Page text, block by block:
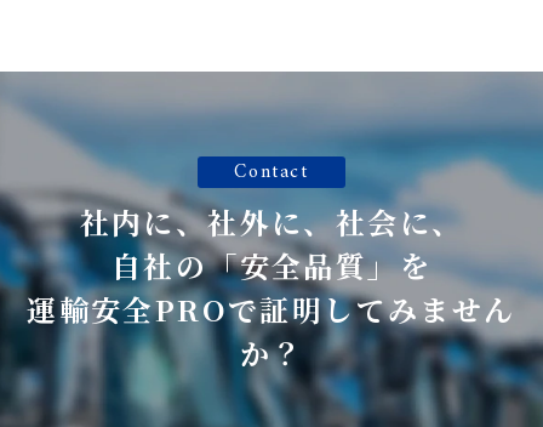
Contact
社内に、社外に、社会に、
自社の「安全品質」を
運輸安全PROで証明してみません
か？